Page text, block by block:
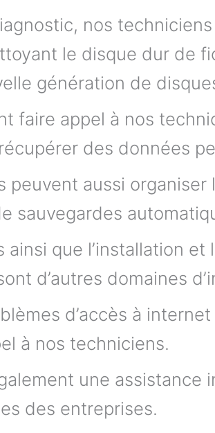
nos
le disque dur de
génération de
faire appel à nos
des données
peuvent aussi
sauvegardes
ainsi que l’installation
d’autres domaines
d’accès à
à nos techniciens.
une assistance
des entreprises.